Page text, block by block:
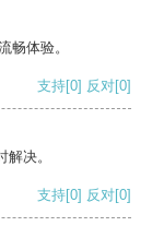
畅体验。
支持[0] 反对[0]
决。
支持[0] 反对[0]